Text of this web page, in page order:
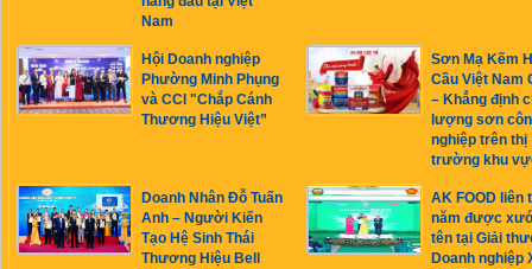
Nam
Hội Doanh nghiệp
Phường Minh Phụng
và CCI "Chắp Cánh
Thương Hiệu Việt”
Sơn Mạ Kẽm
Cầu Việt Nam
– Khẳng định
lượng sơn
nghiệp trên thị
trường khu
Doanh Nhân Đỗ Tuấn
Anh – Người Kiến
Tạo Hệ Sinh Thái
Thương Hiệu Bell
AK FOOD liên
năm được
tên tại Giải
Doanh nghiệp